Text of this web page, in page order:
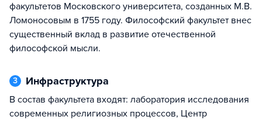
факультетов Московского университета, созданных М.В.
Ломоносовым в 1755 году. Философский факультет внес
существенный вклад в развитие отечественной
философской мысли.
3 Инфраструктура
В состав факультета входят: лаборатория исследования
современных религиозных процессов, Центр